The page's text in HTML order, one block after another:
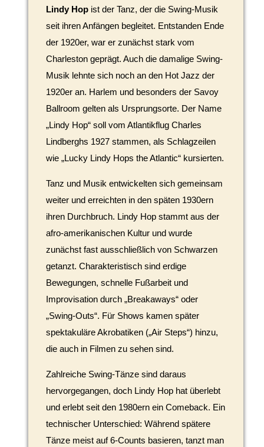
Lindy Hop ist der Tanz, der die Swing-Musik
seit ihren Anfängen begleitet. Entstanden Ende
der 1920er, war er zunächst stark vom
Charleston geprägt. Auch die damalige Swing-
Musik lehnte sich noch an den Hot Jazz der
1920er an. Harlem und besonders der Savoy
Ballroom gelten als Ursprungsorte. Der Name
„Lindy Hop“ soll vom Atlantikflug Charles
Lindberghs 1927 stammen, als Schlagzeilen
wie „Lucky Lindy Hops the Atlantic“ kursierten.
Tanz und Musik entwickelten sich gemeinsam
weiter und erreichten in den späten 1930ern
ihren Durchbruch. Lindy Hop stammt aus der
afro-amerikanischen Kultur und wurde
zunächst fast ausschließlich von Schwarzen
getanzt. Charakteristisch sind erdige
Bewegungen, schnelle Fußarbeit und
Improvisation durch „Breakaways“ oder
„Swing-Outs“. Für Shows kamen später
spektakuläre Akrobatiken („Air Steps“) hinzu,
die auch in Filmen zu sehen sind.
Zahlreiche Swing-Tänze sind daraus
hervorgegangen, doch Lindy Hop hat überlebt
und erlebt seit den 1980ern ein Comeback. Ein
technischer Unterschied: Während spätere
Tänze meist auf 6-Counts basieren, tanzt man